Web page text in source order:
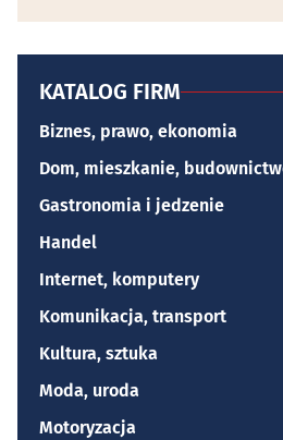
KATALOG FIRM
Biznes, prawo, ekonomia
Dom, mieszkanie,
Gastronomia i jedzenie
Handel
Internet, komputery
Komunikacja, transport
Kultura, sztuka
Moda, uroda
Motoryzacja